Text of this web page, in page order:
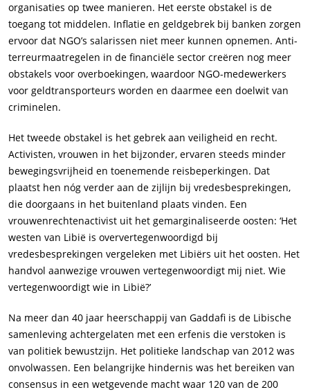
organisaties op twee manieren. Het eerste obstakel is de
toegang tot middelen. Inflatie en geldgebrek bij banken zorgen
ervoor dat NGO’s salarissen niet meer kunnen opnemen. Anti-
terreurmaatregelen in de financiële sector creëren nog meer
obstakels voor overboekingen, waardoor NGO-medewerkers
voor geldtransporteurs worden en daarmee een doelwit van
criminelen.
Het tweede obstakel is het gebrek aan veiligheid en recht.
Activisten, vrouwen in het bijzonder, ervaren steeds minder
bewegingsvrijheid en toenemende reisbeperkingen. Dat
plaatst hen nóg verder aan de zijlijn bij vredesbesprekingen,
die doorgaans in het buitenland plaats vinden. Een
vrouwenrechtenactivist uit het gemarginaliseerde oosten: ‘Het
westen van Libië is oververtegenwoordigd bij
vredesbesprekingen vergeleken met Libiërs uit het oosten. Het
handvol aanwezige vrouwen vertegenwoordigt mij niet. Wie
vertegenwoordigt wie in Libië?’
Na meer dan 40 jaar heerschappij van Gaddafi is de Libische
samenleving achtergelaten met een erfenis die verstoken is
van politiek bewustzijn. Het politieke landschap van 2012 was
onvolwassen. Een belangrijke hindernis was het bereiken van
consensus in een wetgevende macht waar 120 van de 200